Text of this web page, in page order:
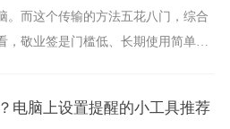
。而这个传输的方法五花八门，综合
敬业签是门槛低、长期使用简单的
电脑上设置提醒的小工具推荐